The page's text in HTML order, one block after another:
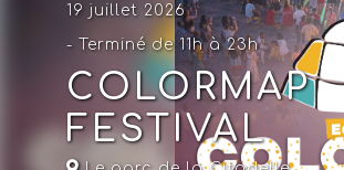
19 juillet 2026
- Terminé de 11h à 23h
COLORMAP
FESTIVAL